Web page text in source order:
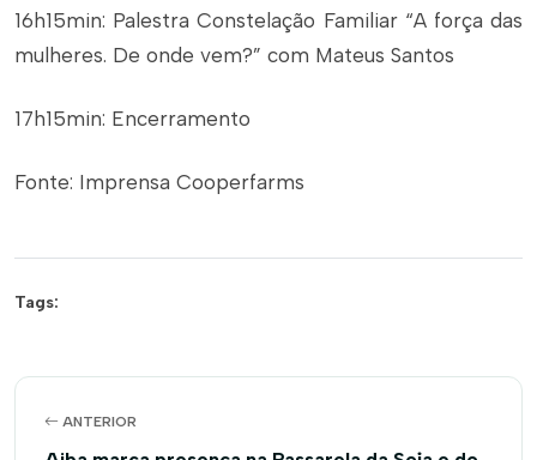
16h15min: Palestra Constelação Familiar “A força das
mulheres. De onde vem?” com Mateus Santos
17h15min: Encerramento
Fonte: Imprensa Cooperfarms
Tags:
ANTERIOR